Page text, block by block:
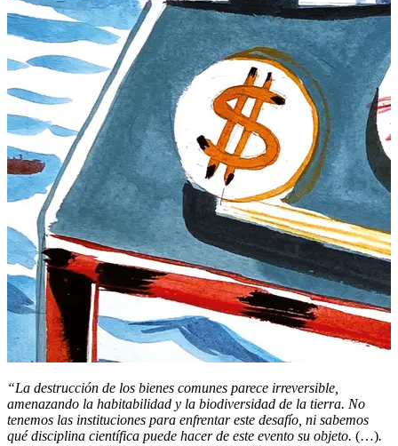
“La destrucción de los bienes comunes parece irreversible,
amenazando la habitabilidad y la biodiversidad de la tierra. No
tenemos las instituciones para enfrentar este desafío, ni sabemos
qué disciplina científica puede hacer de este evento su objeto. (…).